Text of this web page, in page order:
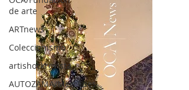
de arte
ARTnews
Coleccionismo
artishockrevista
AUTOZAMA/Mercedes-